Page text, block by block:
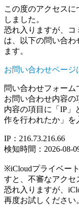
この度のアクセス
しました。
恐れ入りますが、コ
は、以下の問い合わ
ます。
お問い合わせページ
問い合わせフォー
お問い合わせ内容の
内容の項目に「IP」
作を行われたか」を
IP：216.73.216.66
検知時間：2026-08-
※iCloudプライベー
すと、不審なアクセ
恐れ入りますが、
再度お試しください